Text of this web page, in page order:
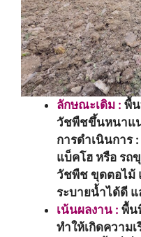
ลักษณะเดิม : พื้น
วัชพืชขึ้นหนาแ
การดำเนินการ
แบ็คโฮ หรือ รถ
วัชพืช ขุดตอไม้
ระบายน้ำได้ดี
เน้นผลงาน : พื้น
ทำให้เกิดความ